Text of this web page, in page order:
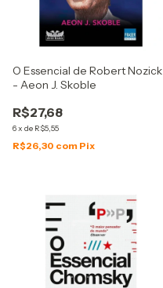
O Essencial de Robert Nozick
- Aeon J. Skoble
R$27,68
6x de R$5,55
R$26,30 com Pix